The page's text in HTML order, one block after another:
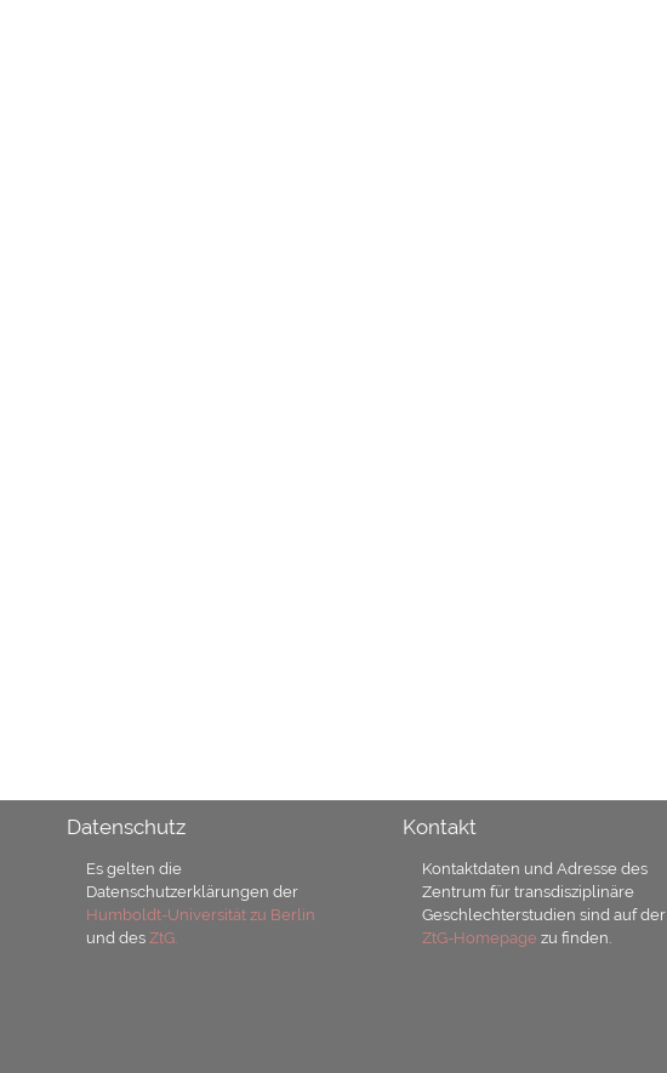
Datenschutz
Es gelten die
Datenschutzerklärungen der
Humboldt-Universität zu Berlin
und des ZtG.
Kontakt
Kontaktdaten und Adresse des
Zentrum für transdisziplinäre
Geschlechterstudien sind auf der
ZtG-Homepagezu finden.